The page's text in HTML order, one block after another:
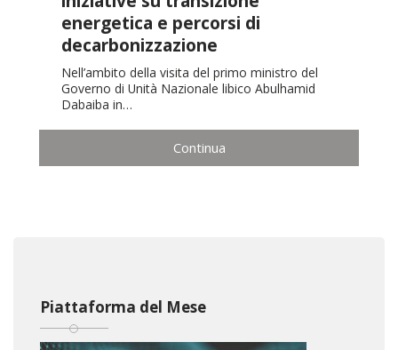
energetica e percorsi di
decarbonizzazione
Nell’ambito della visita del primo ministro del
Governo di Unità Nazionale libico Abulhamid
Dabaiba in…
Continua
Piattaforma del Mese